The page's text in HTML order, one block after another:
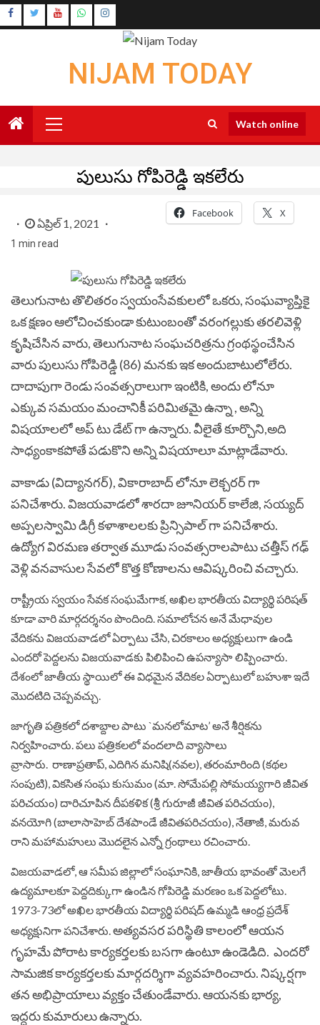
Skip
to
Instagram
NIJAM TODAY
Menu
Watch online
పులుసు గోపిరెడ్డి ఇకలేరు
ఏప్రిల్ 1, 2021
1 min read
Facebook X
తెలుగునాట తొలితరం స్వయంసేవకులలో ఒకరు, సంఘవ్యాప్తికై
ఒక క్షణం ఆలోచించకుండా కుటుంబంతో వరంగల్లుకు తరలివెళ్లి
కృషిచేసిన వారు, తెలుగునాట సంఘచరిత్రను గ్రంథస్థంచేసిన
వారు పులుసు గోపిరెడ్డి (86) మనకు ఇక అందుబాటులోలేరు.
దాదాపుగా రెండు సంవత్సరాలుగా ఇంటికి, అందు లోనూ
ఎక్కువ సమయం మంచానికీ పరిమితమై ఉన్నా , అన్ని
విషయాలలో అప్ టు డేట్ గా ఉన్నారు. వీలైతే కూర్చొని,అది
సాధ్యంకాకపోతే పడుకొని అన్ని విషయాలూ మాట్లాడేవారు.
వాకాడు (విద్యానగర్), వికారాబాద్ లోనూ లెక్చరర్ గా
పనిచేశారు. విజయవాడలో శారదా జూనియర్ కాలేజి, సయ్యద్
అప్పలస్వామి డిగ్రీ కళాశాలలకు ప్రిన్సిపాల్ గా పనిచేశారు.
ఉద్యోగ విరమణ తర్వాత మూడు సంవత్సరాలపాటు చత్తీస్ గఢ్
వెళ్లి వనవాసుల సేవలో కొత్త కోణాలను ఆవిష్కరించి వచ్చారు.
రాష్ట్రీయ స్వయం సేవక సంఘమేగాక, అఖిల భారతీయ విద్యార్థి పరిషత్
కూడా వారి మార్గదర్శనం పొందింది. సమాలోచన అనే మేధావుల
వేదికను విజయవాడలో ఏర్పాటు చేసి, చిరకాలం అధ్యక్షులుగా ఉండి
ఎందరో పెద్దలను విజయవాడకు పిలిపించి ఉపన్యాసా లిప్పించారు.
దేశంలో జాతీయ స్థాయిలో ఈ విధమైన వేదికల ఏర్పాటులో బహుశా ఇదే
మొదటిది చెప్పవచ్చు.
జాగృతి పత్రికలో దశాబ్దాల పాటు `మనలోమాట’ అనే శీర్షికను
నిర్వహించారు. పలు పత్రికలలో వందలాది వ్యాసాలు
వ్రాసారు. రాణాప్రతాప్, ఎదిగిన మనిషి(నవల), తరంమారింది (కథల
సంపుటి), వికసిత సంఘ కుసుమం (మా. సోమేపల్లి సోమయ్యగారి జీవిత
పరిచయం) దారిచూపిన దీపకళిక (శ్రీ గురూజీ జీవిత పరిచయం),
వనయోగి (బాలాసాహెబ్ దేశపాండే జీవితపరిచయం), నేతాజీ, మరువ
రాని మహామహులు మొదలైన ఎన్నో గ్రంథాలు రచించారు.
విజయవాడలో, ఆ సమీప జిల్లాలో సంఘానికి, జాతీయ భావంతో మెలగే
ఉద్యమాలకూ పెద్దదిక్కుగా ఉండిన గోపిరెడ్డి మరణం ఒక పెద్దలోటు.
1973-73లో అఖిల భారతీయ విద్యార్థి పరిషద్ ఉమ్మడి ఆంధ్ర ప్రదేశ్
అధ్యక్షునిగా పనిచేశారు.అత్యవసర పరిస్థితి కాలంలో ఆయన
గృహమే పోరాట కార్యకర్తలకు బసగా ఉంటూ ఉండెడిది. ఎందరో
సామజిక కార్యకర్తలకు మార్గదర్శిగా వ్యవహరించారు. నిష్కర్షగా
తన అభిప్రాయాలు వ్యక్తం చేతుండేవారు. ఆయనకు భార్య,
ఇద్దరు కుమారులు ఉన్నారు.